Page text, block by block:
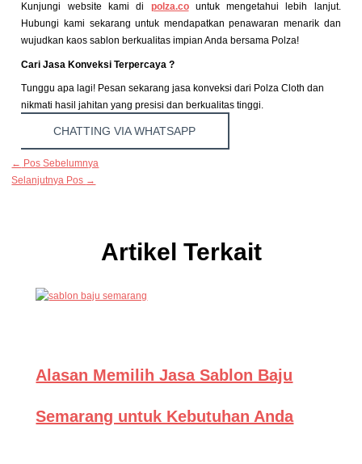
Kunjungi website kami di polza.countuk mengetahui lebih lanjut.
Hubungi kami sekarang untuk mendapatkan penawaran menarik dan
wujudkan kaos sablon berkualitas impian Anda bersama Polza!
Cari Jasa Konveksi Terpercaya ?
Tunggu apa lagi! Pesan sekarang jasa konveksi dari Polza Cloth dan
nikmati hasil jahitan yang presisi dan berkualitas tinggi.
CHATTING VIA WHATSAPP
← Pos Sebelumnya
Selanjutnya Pos →
Artikel Terkait
Alasan Memilih Jasa Sablon Baju
Semarang untuk Kebutuhan Anda